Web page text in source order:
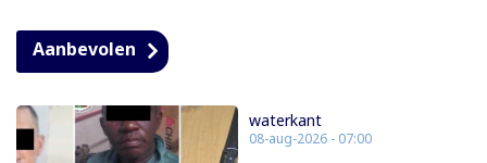
Aanbevolen
waterkant
08-aug-2026 - 07:00